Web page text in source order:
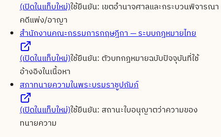
(เปิดในแท็บใหม่)ใช้ยืนยัน: เขตอำนาจศาลและกระบวนพิจารณา
คดีแพ่ง/อาญา
สำนักงานคณะกรรมการกฤษฎีกา — ระบบกฎหมายไทย
(เปิดในแท็บใหม่)ใช้ยืนยัน: ตัวบทกฎหมายฉบับปัจจุบันที่ใช้
อ้างอิงในเนื้อหา
สภาทนายความในพระบรมราชูปถัมภ์
(เปิดในแท็บใหม่)ใช้ยืนยัน: สถานะใบอนุญาตว่าความของ
ทนายความ